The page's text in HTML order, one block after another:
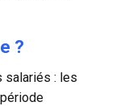
?
salariés : les